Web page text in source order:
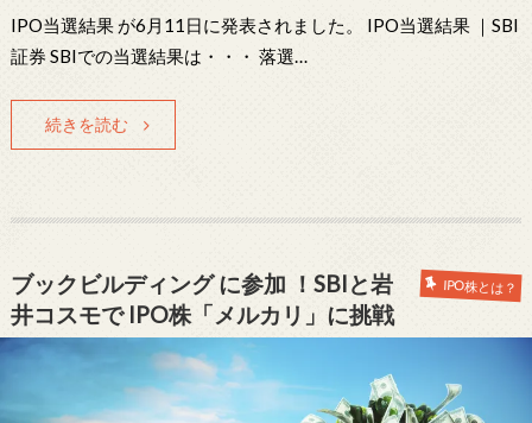
IPO当選結果 が6月11日に発表されました。 IPO当選結果 ｜SBI
証券 SBIでの当選結果は・・・ 落選…
続きを読む
IPO株とは？
ブックビルディング に参加 ！SBIと岩
井コスモで IPO株「メルカリ」に挑戦